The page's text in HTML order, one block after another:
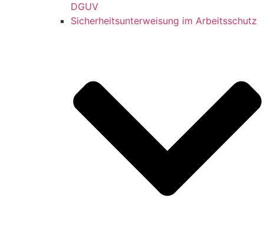
DGUV
Sicherheitsunterweisung im Arbeitsschutz